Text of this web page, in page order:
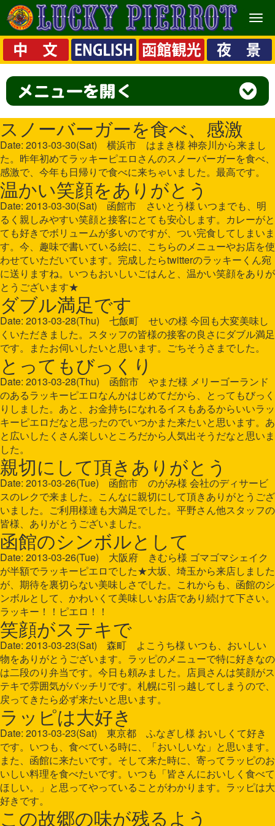
メ
ニ
ュ
ー
スノーバーガーを食べ、感激
Date: 2013-03-30(Sat) 横浜市 はまき様 神奈川から来まし
た。昨年初めてラッキーピエロさんのスノーバーガーを食べ、
感激で、今年も日帰りで食べに来ちゃいました。最高です。
温かい笑顔をありがとう
Date: 2013-03-30(Sat) 函館市 さいとう様 いつまでも、明
るく親しみやすい笑顔と接客にとても安心します。カレーがと
ても好きでボリュームが多いのですが、つい完食してしまいま
す。今、趣味で書いている絵に、こちらのメニューやお店を使
わせていただいています。完成したらtwitterのラッキーくん宛
に送りますね。いつもおいしいごはんと、温かい笑顔をありが
とうございます★
ダブル満足です
Date: 2013-03-28(Thu) 七飯町 せいの様 今回も大変美味し
くいただきました。スタッフの皆様の接客の良さにダブル満足
です。またお伺いしたいと思います。ごちそうさまでした。
とってもびっくり
Date: 2013-03-28(Thu) 函館市 やまだ様 メリーゴーランド
のあるラッキーピエロなんかはじめてだから、とってもびっく
りしました。あと、お金持ちになれるイスもあるからいいラッ
キーピエロだなと思ったのでいつかまた来たいと思います。あ
と広いしたくさん楽しいところだから人気出そうだなと思いま
した。
親切にして頂きありがとう
Date: 2013-03-26(Tue) 函館市 のがみ様 会社のディサービ
スのレクで来ました。こんなに親切にして頂きありがとうござ
いました。ご利用様達も大満足でした。平野さん他スタッフの
皆様、ありがとうございました。
函館のシンボルとして
Date: 2013-03-26(Tue) 大阪府 きむら様 ゴマゴマシェイク
が半額でラッキーピエロでした★大坂、埼玉から来店しました
が、期待を裏切らない美味しさでした。これからも、函館のシ
ンボルとして、かわいくて美味しいお店であり続けて下さい。
ラッキー！！ピエロ！！
笑顔がステキで
Date: 2013-03-23(Sat) 森町 よこうち様 いつも、おいしい
物をありがとうございます。ラッピのメニューで特に好きなの
は二段のり弁当です。今日も頼みました。店員さんは笑顔がス
テキで雰囲気がバッチリです。札幌に引っ越してしまうので、
戻ってきたら必ず来たいと思います。
ラッピは大好き
Date: 2013-03-23(Sat) 東京都 ふなぎし様 おいしくて好き
です。いつも、食べている時に、「おいしいな」と思います。
また、函館に来たいです。そして来た時に、寄ってラッピのお
いしい料理を食べたいです。いつも「皆さんにおいしく食べて
ほしい。」と思ってやっていることがわかります。ラッピは大
好きです。
この故郷の味が残るよう